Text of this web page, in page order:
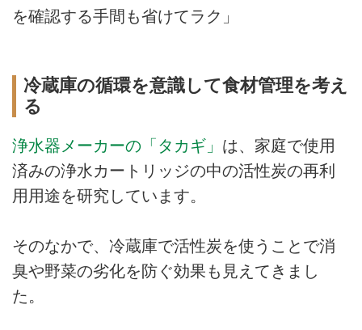
を確認する手間も省けてラク」
冷蔵庫の循環を意識して食材管理を考え
る
浄水器メーカーの「タカギ」 は、家庭で使用
済みの浄水カートリッジの中の活性炭の再利
用用途を研究しています。
そのなかで、冷蔵庫で活性炭を使うことで消
臭や野菜の劣化を防ぐ効果も見えてきまし
た。